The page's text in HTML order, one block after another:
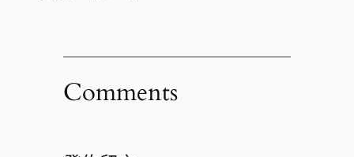
Comments